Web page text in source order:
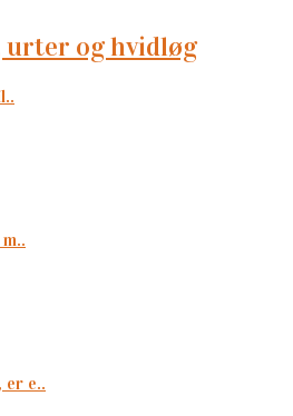
urter og hvidløg
er e..